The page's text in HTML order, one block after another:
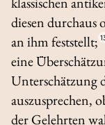
diesen
an ihm feststellt;
eine
Unterschätzung
auszusprechen,
der Gelehrten